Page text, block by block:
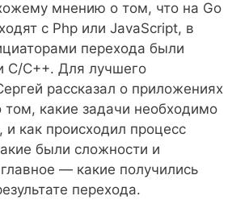
мнению о том, что на Go
с Php или JavaScript, в
перехода были
C/C++. Для лучшего
рассказал о приложениях
том, какие задачи необходимо
как происходил процесс
были сложности и
— какие получились
перехода.